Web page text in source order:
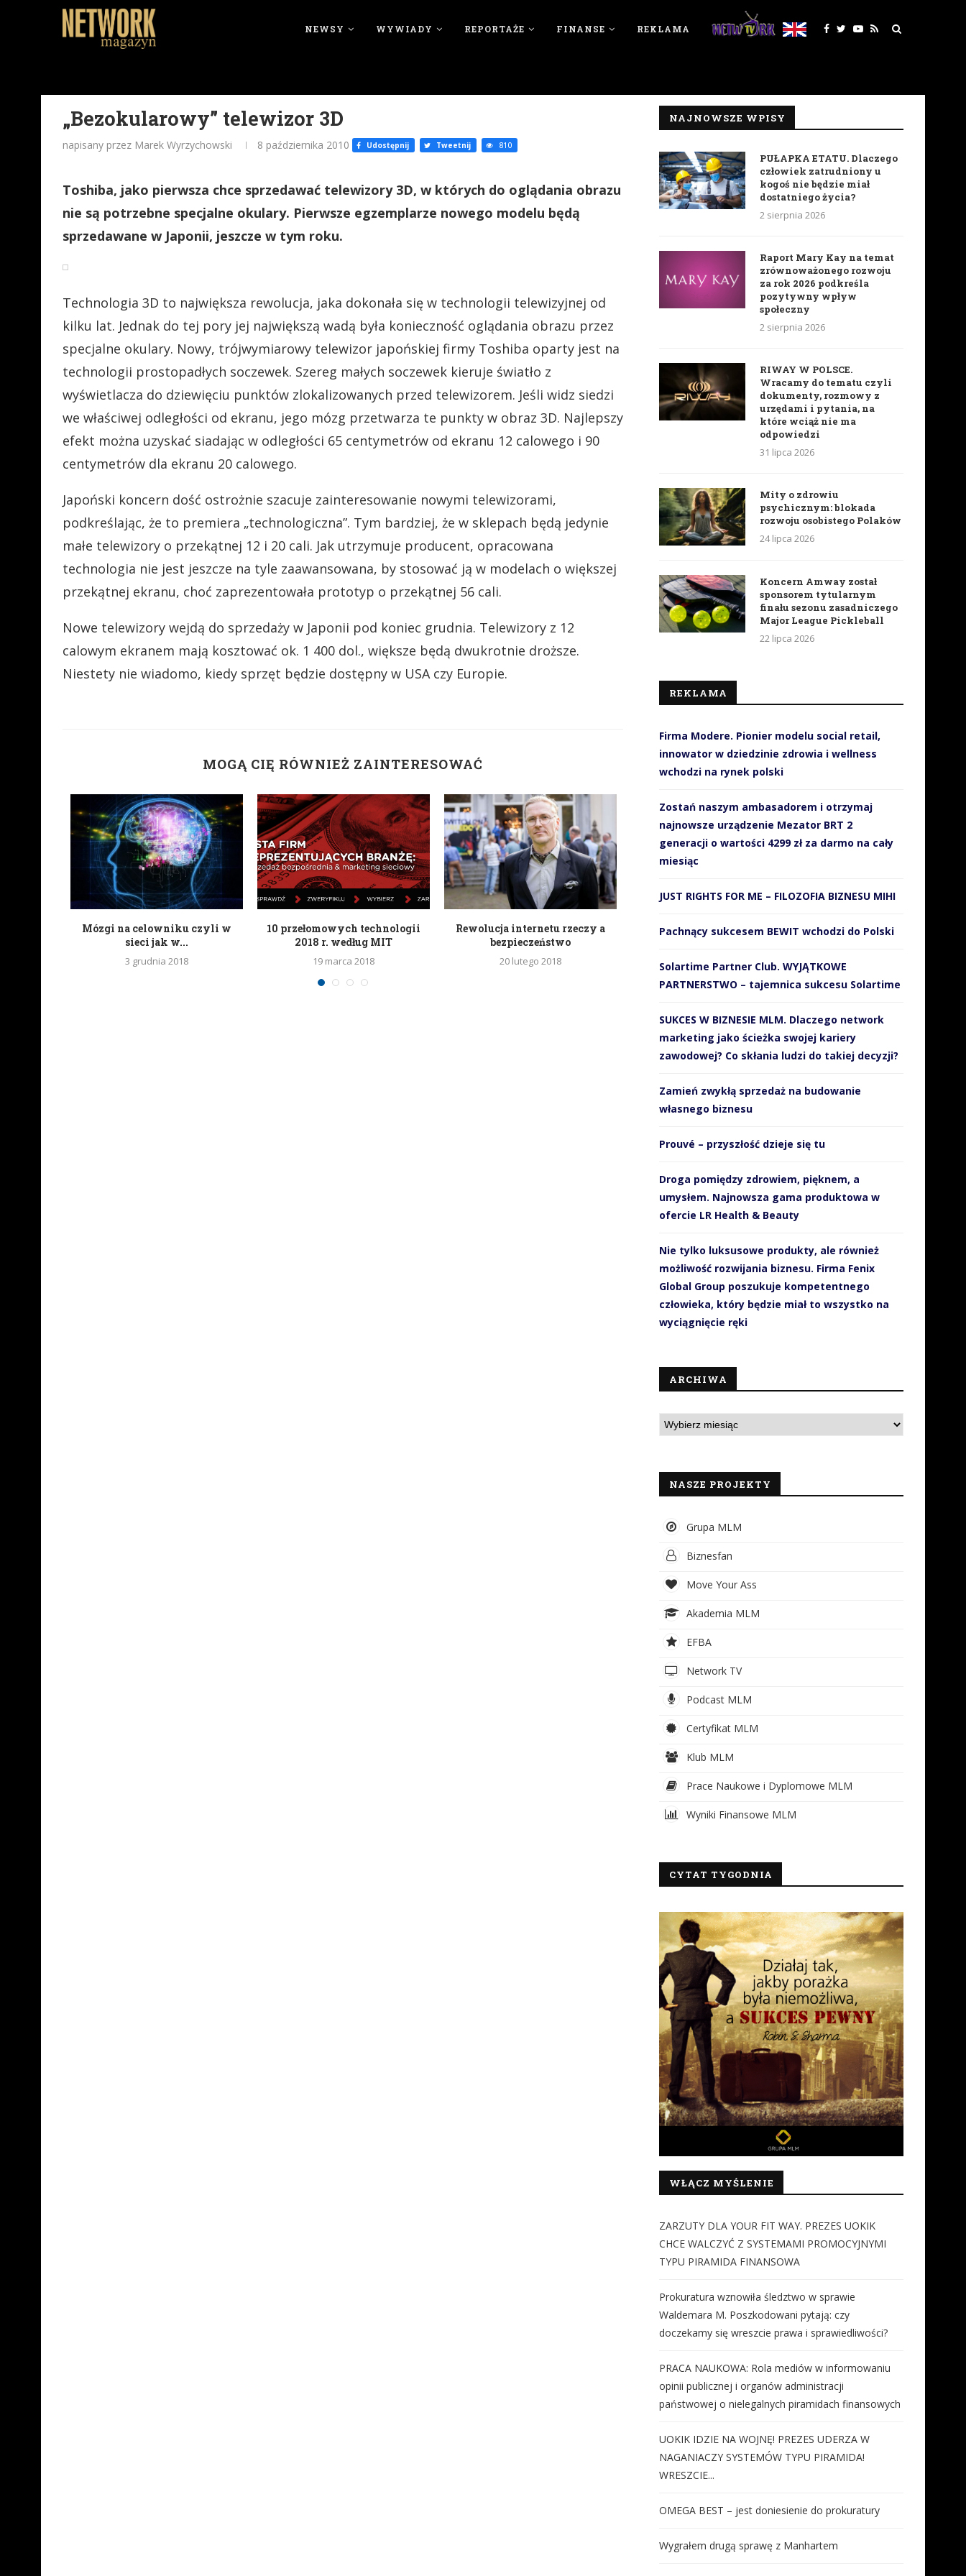
NEWSY WYWIADY REPORTAŻE FINANSE REKLAMA
„Bezokularowy” telewizor 3D
napisany przez Marek Wyrzychowski 8 października 2010 Udostępnij Tweetnij 810
Toshiba, jako pierwsza chce sprzedawać telewizory 3D, w których do oglądania obrazu
nie są potrzebne specjalne okulary. Pierwsze egzemplarze nowego modelu będą
sprzedawane w Japonii, jeszcze w tym roku.
Technologia 3D to największa rewolucja, jaka dokonała się w technologii telewizyjnej od
kilku lat. Jednak do tej pory jej największą wadą była konieczność oglądania obrazu przez
specjalne okulary. Nowy, trójwymiarowy telewizor japońskiej firmy Toshiba oparty jest na
technologii prostopadłych soczewek. Szereg małych soczewek kieruje światło z
wyświetlacza do dziewięciu punktów zlokalizowanych przed telewizorem. Jeśli widz siedzi
we właściwej odległości od ekranu, jego mózg przetwarza te punkty w obraz 3D. Najlepszy
efekt można uzyskać siadając w odległości 65 centymetrów od ekranu 12 calowego i 90
centymetrów dla ekranu 20 calowego.
Japoński koncern dość ostrożnie szacuje zainteresowanie nowymi telewizorami,
podkreślając, że to premiera „technologiczna”. Tym bardziej, że w sklepach będą jedynie
małe telewizory o przekątnej 12 i 20 cali. Jak utrzymuje producent, opracowana
technologia nie jest jeszcze na tyle zaawansowana, by stosować ją w modelach o większej
przekątnej ekranu, choć zaprezentowała prototyp o przekątnej 56 cali.
Nowe telewizory wejdą do sprzedaży w Japonii pod koniec grudnia. Telewizory z 12
calowym ekranem mają kosztować ok. 1 400 dol., większe będą dwukrotnie droższe.
Niestety nie wiadomo, kiedy sprzęt będzie dostępny w USA czy Europie.
MOGĄ CIĘ RÓWNIEŻ ZAINTERESOWAĆ
Mózgi na celowniku czyli w
sieci jak w...
3 grudnia 2018
10 przełomowych technologii
2018 r. według MIT
19 marca 2018
Rewolucja internetu rzeczy a
bezpieczeństwo
20 lutego 2018
Najbardziej luksusowy telewizor
OLED?
12 listopada 2017
HP DeskJet z systemem
NAJNOWSZE WPISY
PUŁAPKA ETATU. Dlaczego
człowiek zatrudniony u
kogoś nie będzie miał
dostatniego życia?
2 sierpnia 2026
Raport Mary Kay na temat
zrównoważonego rozwoju
za rok 2026 podkreśla
pozytywny wpływ
społeczny
2 sierpnia 2026
RIWAY W POLSCE.
Wracamy do tematu czyli
dokumenty, rozmowy z
urzędami i pytania, na
które wciąż nie ma
odpowiedzi
31 lipca 2026
Mity o zdrowiu
psychicznym: blokada
rozwoju osobistego Polaków
24 lipca 2026
Koncern Amway został
sponsorem tytularnym
finału sezonu zasadniczego
Major League Pickleball
22 lipca 2026
REKLAMA
Firma Modere. Pionier modelu social retail,
innowator w dziedzinie zdrowia i wellness
wchodzi na rynek polski
Zostań naszym ambasadorem i otrzymaj
najnowsze urządzenie Mezator BRT 2
generacji o wartości 4299 zł za darmo na cały
miesiąc
JUST RIGHTS FOR ME – FILOZOFIA BIZNESU MIHI
Pachnący sukcesem BEWIT wchodzi do Polski
Solartime Partner Club. WYJĄTKOWE
PARTNERSTWO – tajemnica sukcesu Solartime
SUKCES W BIZNESIE MLM. Dlaczego network
marketing jako ścieżka swojej kariery
zawodowej? Co skłania ludzi do takiej decyzji?
Zamień zwykłą sprzedaż na budowanie
własnego biznesu
Prouvé – przyszłość dzieje się tu
Droga pomiędzy zdrowiem, pięknem, a
umysłem. Najnowsza gama produktowa w
ofercie LR Health & Beauty
Nie tylko luksusowe produkty, ale również
możliwość rozwijania biznesu. Firma Fenix
Global Group poszukuje kompetentnego
człowieka, który będzie miał to wszystko na
wyciągnięcie ręki
ARCHIWA
NASZE PROJEKTY
Grupa MLM
Biznesfan
Move Your Ass
Akademia MLM
EFBA
Network TV
Podcast MLM
Certyfikat MLM
Klub MLM
Prace Naukowe i Dyplomowe MLM
Wyniki Finansowe MLM
CYTAT TYGODNIA
WŁĄCZ MYŚLENIE
ZARZUTY DLA YOUR FIT WAY. PREZES UOKIK
CHCE WALCZYĆ Z SYSTEMAMI PROMOCYJNYMI
TYPU PIRAMIDA FINANSOWA
Prokuratura wznowiła śledztwo w sprawie
Waldemara M. Poszkodowani pytają: czy
doczekamy się wreszcie prawa i sprawiedliwości?
PRACA NAUKOWA: Rola mediów w informowaniu
opinii publicznej i organów administracji
państwowej o nielegalnych piramidach finansowych
UOKIK IDZIE NA WOJNĘ! PREZES UDERZA W
NAGANIACZY SYSTEMÓW TYPU PIRAMIDA!
WRESZCIE...
OMEGA BEST – jest doniesienie do prokuratury
Wygrałem drugą sprawę z Manhartem